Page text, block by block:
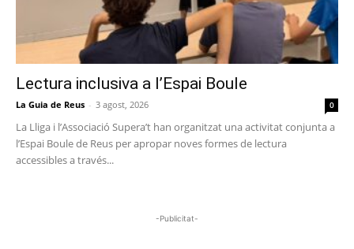
Lectura inclusiva a l’Espai Boule
La Guia de Reus - 3 agost, 2026 0
La Lliga i l’Associació Supera’t han organitzat una activitat conjunta a
l’Espai Boule de Reus per apropar noves formes de lectura
accessibles a través...
-Publicitat-